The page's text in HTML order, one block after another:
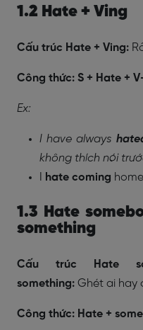
1.2 Hate + Ving
Cấu trúc Hate + Ving:
Công thức: S + Hate +
Ex:
I have always
không thích nói
hate coming
1.3 Hate
something
Cấu trúc Hate
something: Ghét ai hay
Công thức: Hate +